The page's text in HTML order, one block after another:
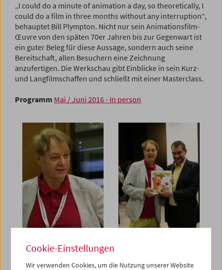
„I could do a minute of animation a day, so theoretically, I
could do a film in three months without any interruption“,
behauptet Bill Plympton. Nicht nur sein Animationsfilm-
Œuvre von den späten 70er Jahren bis zur Gegenwart ist
ein guter Beleg für diese Aussage, sondern auch seine
Bereitschaft, allen Besuchern eine Zeichnung
anzufertigen. Die Werkschau gibt Einblicke in sein Kurz-
und Langfilmschaffen und schließt mit einer Masterclass.
Programm Mai / Juni 2016 - In person
Cookie-Einstellungen
Wir verwenden Cookies, um die Nutzung unserer Website